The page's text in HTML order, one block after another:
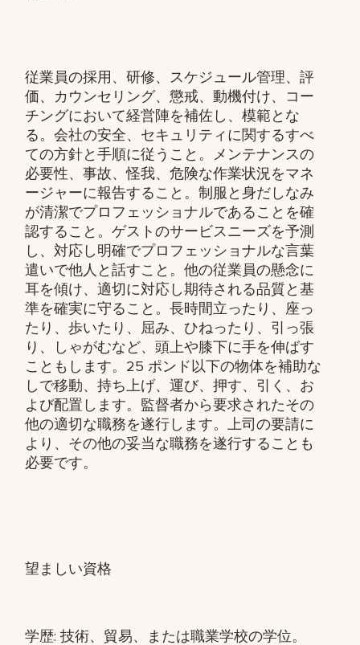
従業員の採用、研修、スケジュール管理、評
価、カウンセリング、懲戒、動機付け、コー
チングにおいて経営陣を補佐し、模範とな
る。会社の安全、セキュリティに関するすべ
ての方針と手順に従うこと。メンテナンスの
必要性、事故、怪我、危険な作業状況をマネ
ージャーに報告すること。制服と身だしなみ
が清潔でプロフェッショナルであることを確
認すること。ゲストのサービスニーズを予測
し、対応し明確でプロフェッショナルな言葉
遣いで他人と話すこと。他の従業員の懸念に
耳を傾け、適切に対応し期待される品質と基
準を確実に守ること。長時間立ったり、座っ
たり、歩いたり、屈み、ひねったり、引っ張
り、しゃがむなど、頭上や膝下に手を伸ばす
こともします。25 ポンド以下の物体を補助な
しで移動、持ち上げ、運び、押す、引く、お
よび配置します。監督者から要求されたその
他の適切な職務を遂行します。上司の要請に
より、その他の妥当な職務を遂行することも
必要です。
望ましい資格
学歴: 技術、貿易、または職業学校の学位。